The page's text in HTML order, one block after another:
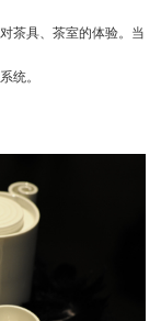
茶具、茶室的体验。当
统。